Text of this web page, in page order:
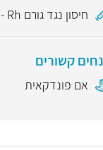
חיסון נגד גורם Rh - אנטי D
קשורים
אם פונדקאית